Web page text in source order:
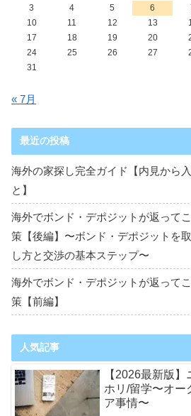
3
4 5 6
10
11 12 13
17
18 19 20
24
25 26 27
31
« 7月
最近の投稿
海外の家探し完全ガイド【内見から
と】
海外でボンド・デポジットが返って
策【後編】〜ボンド・デポジットを
し方と交渉の基本ステップ〜
海外でボンド・デポジットが返って
策【前編】
人気記事
【2026最新版
ホリ/留学〜オー
ア事情〜